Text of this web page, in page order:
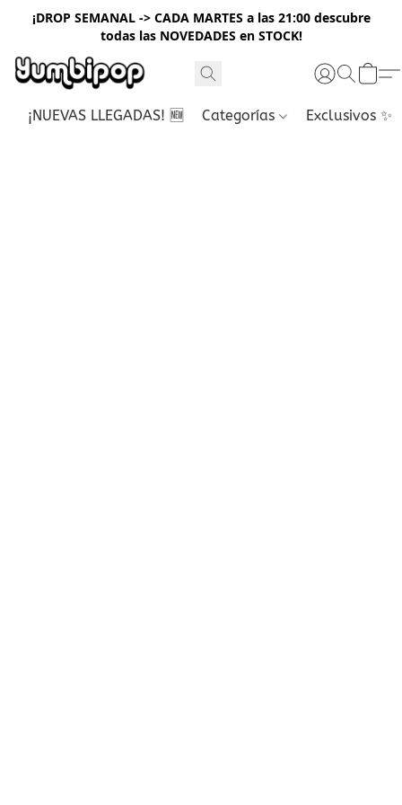
¡DROP SEMANAL -> CADA MARTES a las 21:00 descubre
todas las NOVEDADES en STOCK!
¡NUEVAS LLEGADAS! 🆕 Categorías Exclusivos ✨